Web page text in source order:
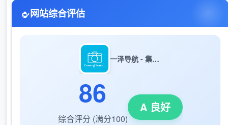
网站综合评估
一泽导航 - 集导航网站|学习资源|软件工具于一体的办公学习导航网站！
86
综合评分 (满分100)
A 良好